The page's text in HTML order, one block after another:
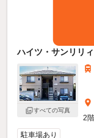
ハイツ・サンリリ
すべての写真
2
駐車場あり